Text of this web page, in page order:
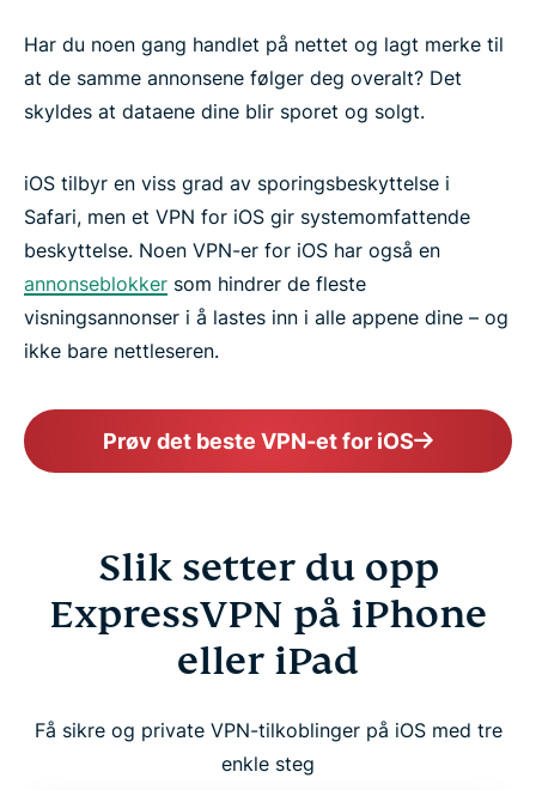
Har du noen gang handlet på nettet og lagt merke til
at de samme annonsene følger deg overalt? Det
skyldes at dataene dine blir sporet og solgt.
iOS tilbyr en viss grad av sporingsbeskyttelse i
Safari, men et VPN for iOS gir systemomfattende
beskyttelse. Noen VPN-er for iOS har også en
annonseblokker som hindrer de fleste
visningsannonser i å lastes inn i alle appene dine – og
ikke bare nettleseren.
Prøv det beste VPN-et for iOS
Slik setter du opp
ExpressVPN på iPhone
eller iPad
Få sikre og private VPN-tilkoblinger på iOS med tre
enkle steg